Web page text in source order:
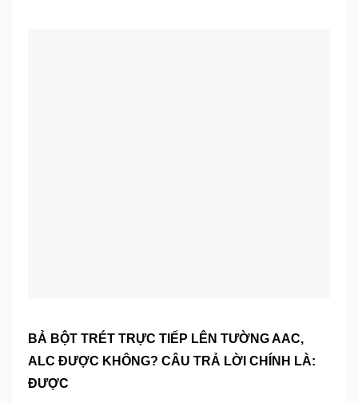
BẢ BỘT TRÉT TRỰC TIẾP LÊN TƯỜNG AAC,
ALC ĐƯỢC KHÔNG? CÂU TRẢ LỜI CHÍNH LÀ:
ĐƯỢC